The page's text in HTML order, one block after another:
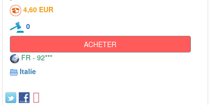
4,60 EUR
0
ACHETER
FR - 92***
Italie